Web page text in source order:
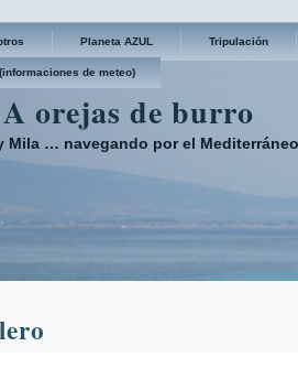
Planeta AZUL Tripulación
de meteo)
A orejas de burro
Mila … navegando por el Mediterráneo